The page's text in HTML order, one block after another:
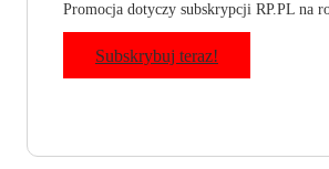
Promocja dotyczy subskrypcji RP.PL na
Subskrybuj teraz!